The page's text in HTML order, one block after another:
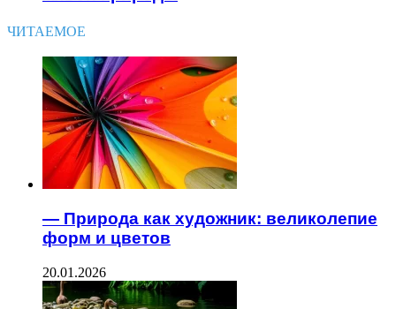
ЧИТАЕМОЕ
— Природа как художник: великолепие
форм и цветов
20.01.2026